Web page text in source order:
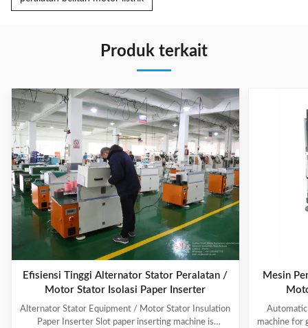
Produk terkait
Efisiensi Tinggi Alternator Stator Peralatan /
Motor Stator Isolasi Paper Inserter
Alternator Stator Equipment / Motor Stator Insulation
Paper Inserter Slot paper inserting machine is
Mesin
machine for